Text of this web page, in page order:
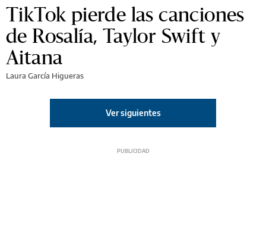
TikTok pierde las canciones
de Rosalía, Taylor Swift y
Aitana
Laura García Higueras
Ver siguientes